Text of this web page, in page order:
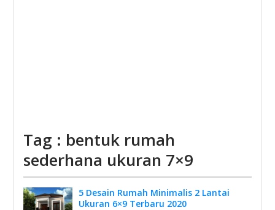
Tag : bentuk rumah
sederhana ukuran 7×9
5 Desain Rumah Minimalis 2 Lantai
Ukuran 6×9 Terbaru 2020